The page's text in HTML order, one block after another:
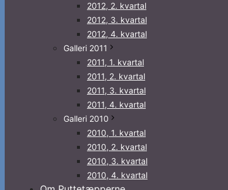
2012, 2. kvartal
2012, 3. kvartal
2012, 4. kvartal
Galleri 2011
2011, 1. kvartal
2011, 2. kvartal
2011, 3. kvartal
2011, 4. kvartal
Galleri 2010
2010, 1. kvartal
2010, 2. kvartal
2010, 3. kvartal
2010, 4. kvartal